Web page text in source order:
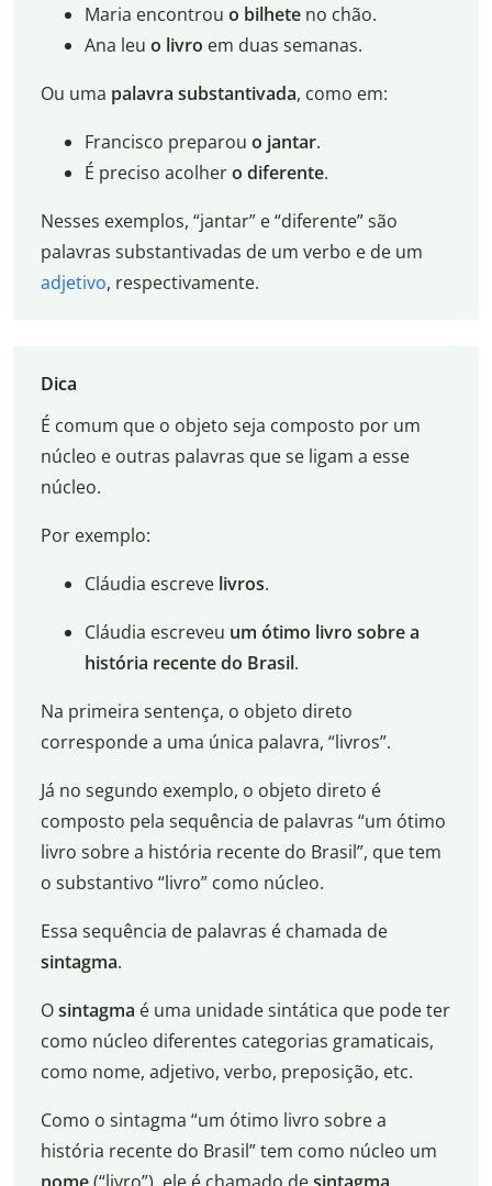
Maria encontrou o bilheteno chão.
Ana leu o livro em duas semanas.
Ou uma palavra substantivada, como em:
Francisco preparou o jantar.
É preciso acolhero diferente.
Nesses exemplos, “jantar” e “diferente” são
palavras substantivadas de um verbo e de um
adjetivo, respectivamente.
Dica
É comum que o objeto seja composto por um
núcleo e outras palavras que se ligam a esse
núcleo.
Por exemplo:
Cláudia escreve livros.
Cláudia escreveu um ótimo livro sobre a
história recente do Brasil.
Na primeira sentença, o objeto direto
corresponde a uma única palavra, “livros”.
Já no segundo exemplo, o objeto direto é
composto pela sequência de palavras “um ótimo
livro sobre a história recente do Brasil”, que tem
o substantivo “livro” como núcleo.
Essa sequência de palavras é chamada de
sintagma.
Osintagma é uma unidade sintática que pode ter
como núcleo diferentes categorias gramaticais,
como nome, adjetivo, verbo, preposição, etc.
Como o sintagma “um ótimo livro sobre a
história recente do Brasil” tem como núcleo um